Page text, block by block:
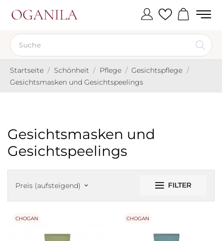
Startseite Schönheit Pflege
Gesichtspflege
Gesichtsmasken und Gesichtspeelings
Gesichtsmasken und
Gesichtspeelings
Preis (aufsteigend) keyboard_arrow_down FILTER
CHOGAN CHOGAN